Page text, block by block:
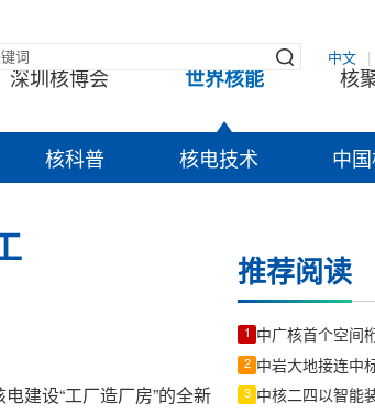
中文
深圳核博会 世界核能 核
核科普 核电技术 中
建设“工厂造厂房”的全新
推荐阅读
1
2
3